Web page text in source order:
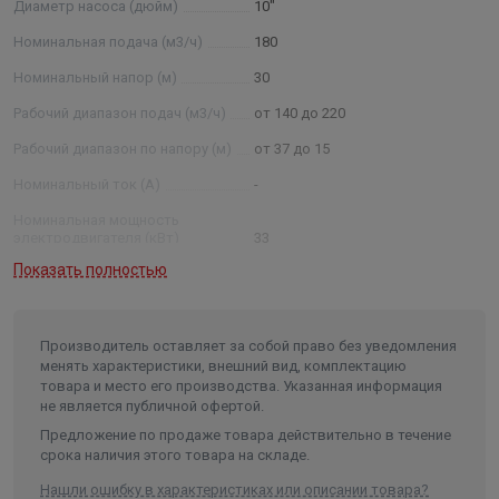
номинальная подача, м3 /ч; 50 — номинальный напор в
метрах водяного столба; нрк — нержавеющие рабочие
колеса (нро — нержавеющие рабочие органы (рабочие
колеса, отводы)) Примечание: * - параметры будут
установлены после проведения испытания агрегатов.
Диаметр насоса (дюйм) 10"
Номинальная подача (м3/ч) 180
Номинальный напор (м) 30
Рабочий диапазон подач (м3/ч) от 140 до 220
Рабочий диапазон по напору (м) от 37 до 15
-
33
Условный диаметр насоса
Внутренний диаметр обсадной
трубы скважины не менее/не
более (мм)
250/301
Частота, (Гц) 50
Показать полностью
Производитель оставляет за собой право без уведомления
менять характеристики, внешний вид, комплектацию
товара и место его производства. Указанная информация
не является публичной офертой.
Предложение по продаже товара действительно в течение
срока наличия этого товара на складе.
Нашли ошибку в характеристиках или описании товара?